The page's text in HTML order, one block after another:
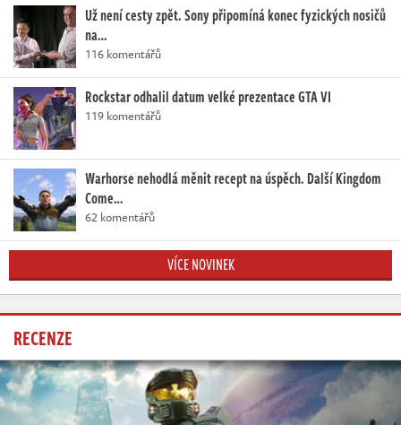
Už není cesty zpět. Sony připomíná konec fyzických nosičů
na…
116 komentářů
Rockstar odhalil datum velké prezentace GTA VI
119 komentářů
Warhorse nehodlá měnit recept na úspěch. Další Kingdom
Come…
62 komentářů
VÍCE NOVINEK
RECENZE